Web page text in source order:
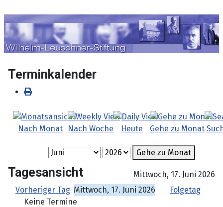
Terminkalender
Nach Monat Nach Woche Heute Gehe zu Monat
Gehe zu Monat
Tagesansicht
Mittwoch, 17. Juni 2026
Vorheriger Tag Mittwoch, 17. Juni 2026
Folgetag
Keine Termine